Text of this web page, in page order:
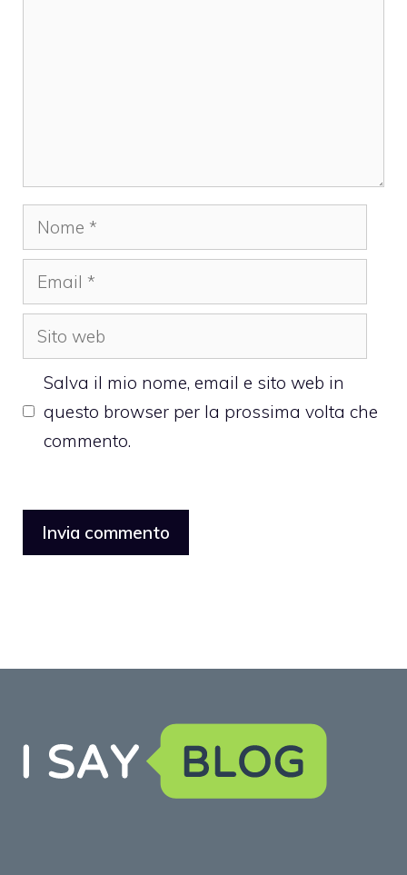
Nome
Email
Sito
web
Salva il mio nome, email e sito web in
questo browser per la prossima volta che
commento.